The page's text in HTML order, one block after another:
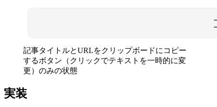
記事タイトルとURLをクリップボードにコピー
するボタン（クリックでテキストを一時的に変
更）のみの状態
実装